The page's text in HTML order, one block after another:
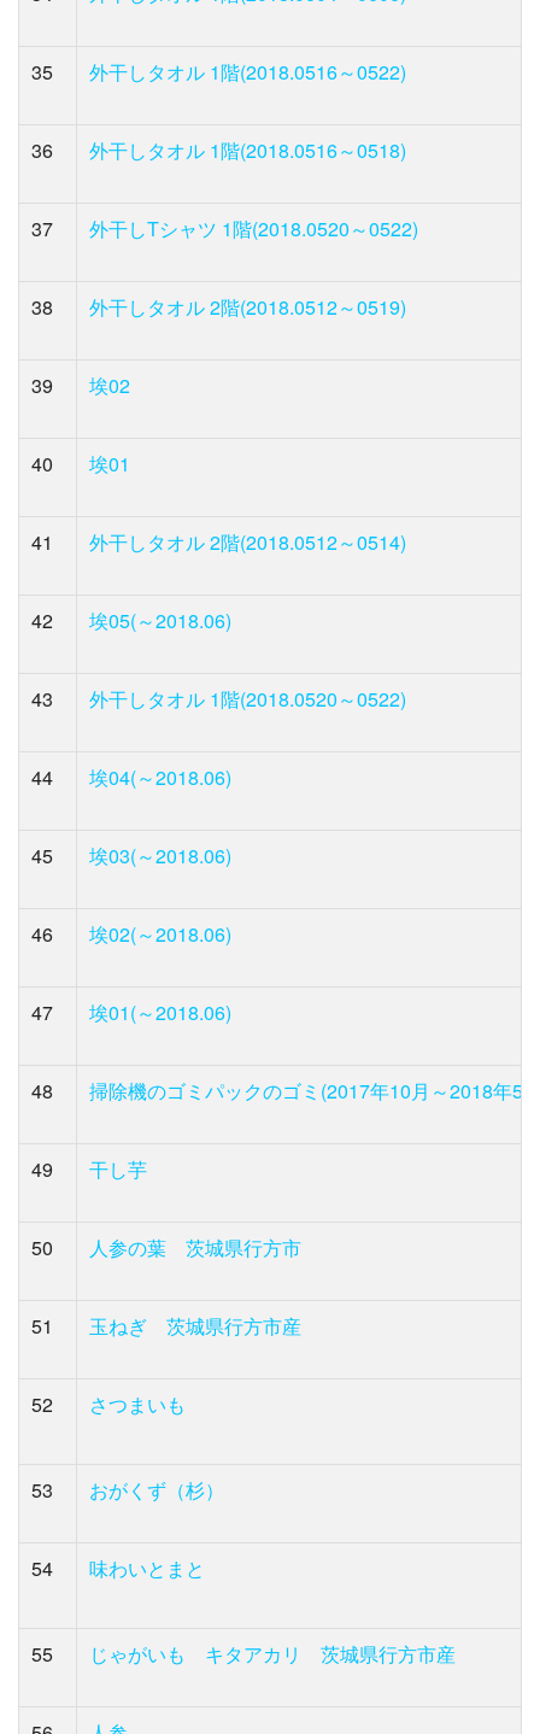
35 外干しタオル 1階(2018.0516～0522)
36 外干しタオル 1階(2018.0516～0518)
37 外干しTシャツ 1階(2018.0520～0522)
38 外干しタオル 2階(2018.0512～0519)
39 埃02
40 埃01
41 外干しタオル 2階(2018.0512～0514)
42 埃05(～2018.06)
43 外干しタオル 1階(2018.0520～0522)
44 埃04(～2018.06)
45 埃03(～2018.06)
46 埃02(～2018.06)
47 埃01(～2018.06)
48 掃除機のゴミパックのゴミ(2017年10月～2018年5
49 干し芋
50 人参の葉 茨城県行方市
51 玉ねぎ 茨城県行方市産
52 さつまいも
53 おがくず（杉）
54 味わいとまと
55 じゃがいも キタアカリ 茨城県行方市産